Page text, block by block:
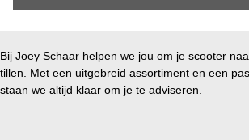
Bij Joey Schaar helpen we jou om je scooter
tillen. Met een uitgebreid assortiment en een
staan we altijd klaar om je te adviseren.